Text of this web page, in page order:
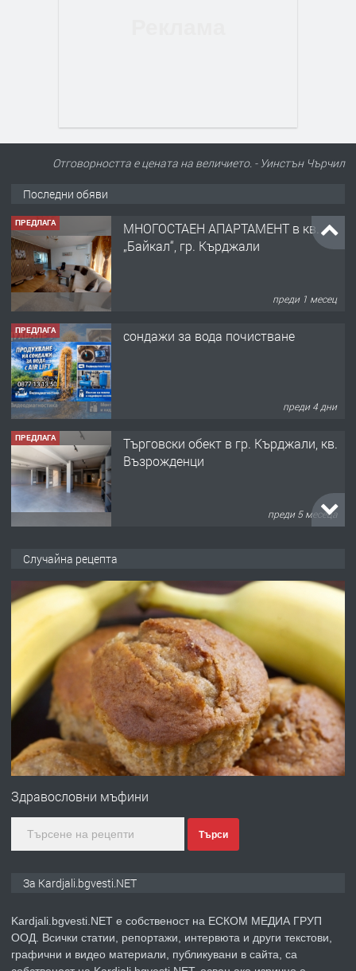
Отговорността е цената на величието. - Уинстън Чърчил
Последни обяви
ПРЕДЛАГА
МНОГОСТАЕН АПАРТАМЕНТ в кв.
„Байкал“, гр. Кърджали
преди 1 месец
ПРЕДЛАГА сондажи за вода почистване
преди 4 дни
ПРЕДЛАГА
Tърговски обект в гр. Кърджали, кв.
Възрожденци
преди 5 месеца
преди 6 месеца
ПРЕДЛАГА
Заведение /ресторант, бистро/ в с.
Чакаларово, община Кирково
преди 7 месеца
ПРЕДЛАГА
Гараж под наем в супер център
на язовир Студен кладенец 331м2 |
преди 1 година
Случайна рецепта
Здравословни мъфини
Търси
За Kardjali.bgvesti.NET
Kardjali.bgvesti.NET е собственост на ЕСКОМ МЕДИА ГРУП
ООД. Всички статии, репортажи, интервюта и други текстови,
графични и видео материали, публикувани в сайта, са